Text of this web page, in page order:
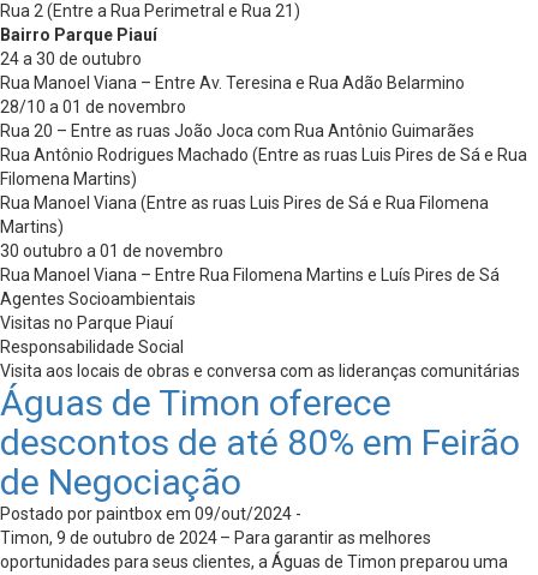
Rua 2 (Entre a Rua Perimetral e Rua 21)
Bairro Parque Piauí
24 a 30 de outubro
Rua Manoel Viana – Entre Av. Teresina e Rua Adão Belarmino
28/10 a 01 de novembro
Rua 20 – Entre as ruas João Joca com Rua Antônio Guimarães
Rua Antônio Rodrigues Machado (Entre as ruas Luis Pires de Sá e Rua
Filomena Martins)
Rua Manoel Viana (Entre as ruas Luis Pires de Sá e Rua Filomena
Martins)
30 outubro a 01 de novembro
Rua Manoel Viana – Entre Rua Filomena Martins e Luís Pires de Sá
Agentes Socioambientais
Visitas no Parque Piauí
Responsabilidade Social
Visita aos locais de obras e conversa com as lideranças comunitárias
Águas de Timon oferece
descontos de até 80% em Feirão
de Negociação
Postado por paintbox em 09/out/2024 -
Timon, 9 de outubro de 2024 – Para garantir as melhores
oportunidades para seus clientes, a Águas de Timon preparou uma